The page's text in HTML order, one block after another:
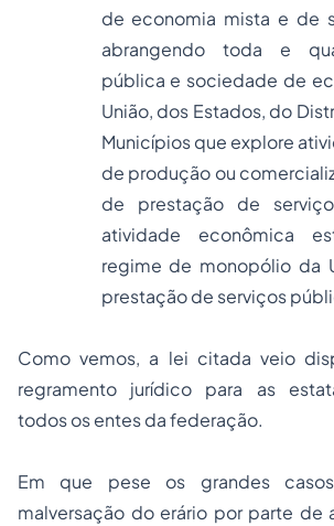
de economia mista e de
abrangendo toda e
pública e sociedade de
União, dos Estados, do
Municípios que explore
de produção ou
de prestação de
atividade econômica
regime de monopólio da
prestação de serviços
Como vemos, a lei citada veio
regramento jurídico para as
todos os entes da federação.
Em que pese os grandes
malversação do erário por parte de